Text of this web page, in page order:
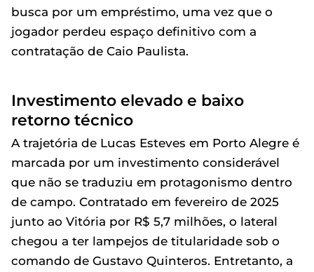
busca por um empréstimo, uma vez que o
jogador perdeu espaço definitivo com a
contratação de Caio Paulista.
Investimento elevado e baixo
retorno técnico
A trajetória de Lucas Esteves em Porto Alegre é
marcada por um investimento considerável
que não se traduziu em protagonismo dentro
de campo. Contratado em fevereiro de 2025
junto ao Vitória por R$ 5,7 milhões, o lateral
chegou a ter lampejos de titularidade sob o
comando de Gustavo Quinteros. Entretanto, a